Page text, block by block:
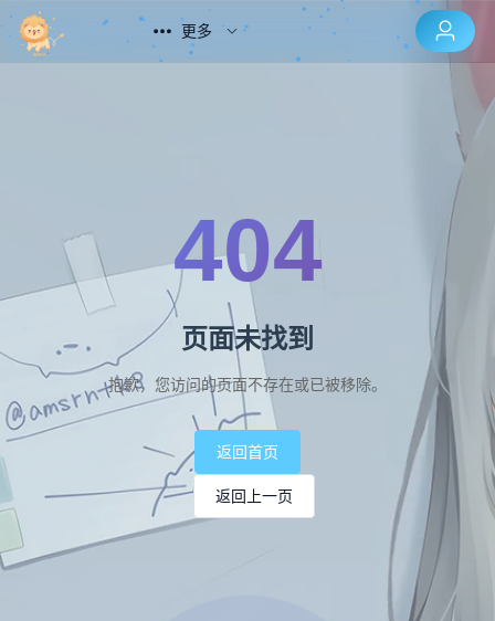
更多
404
页面未找到
抱歉，您访问的页面不存在或已被移除。
返回首页
返回上一页